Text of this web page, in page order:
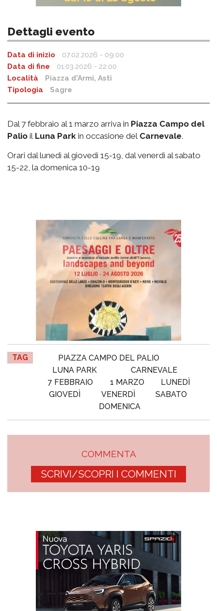
Dettagli evento
Data di inizio
07.02.2026 - 09:00
Data di fine
01.03.2026 - 22:00
Località
Piazza d'Armi, Asti
Tipologia
Sagre
Dal 7 febbraio al 1 marzo arriva in Piazza Campo del
Palio il Luna Park in occasione del Carnevale.
Orari dal lunedì al giovedì 15-19, dal venerdì al sabato
15-22, la domenica 10-19
TAG
PIAZZA CAMPO DEL PALIO
LUNA PARK
CARNEVALE
7 FEBBRAIO
1 MARZO
LUNEDÌ
GIOVEDÌ
VENERDÌ
SABATO
DOMENICA
COMMENTA
SCRIVI/SCOPRI I COMMENTI